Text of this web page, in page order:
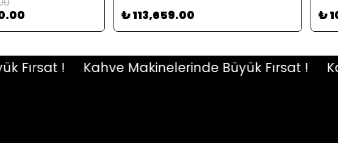
₺ 113,659.00 ₺
! Kahve Makinelerinde Büyük Fırsat !